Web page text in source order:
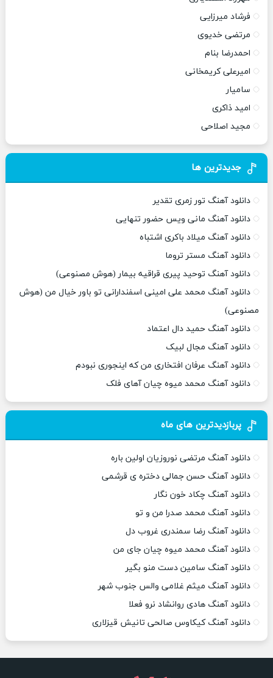
فرشاد میرزایی
مرتضی خدیوی
احمدرضا بنام
امیرعلی کریمخانی
سامیار
امید ذاکری
مجید اصلاحی
جدیدترین ها
دانلود آهنگ تور زمری تقدیر
دانلود آهنگ مانی ویس حضور تنهایی
دانلود آهنگ میلاد باکری اشتباه
دانلود آهنگ مستر تروما
دانلود آهنگ توحید پیری قراقیه بیمار (هوش مصنوعی)
دانلود آهنگ محمد علی امینی اسفندارانی تو باور خیال من (هوش
مصنوعی)
دانلود آهنگ حمید دال اعتماد
دانلود آهنگ مجال لبیک
دانلود آهنگ عرفان افتخاری من که اینجوری نبودم
دانلود آهنگ محمد میوه چیان آهای فلک
پربازدیدترین های ماه
دانلود آهنگ مرتضی نوروزیان اولین باره
دانلود آهنگ حسن جمالی دختره ی قرشمی
دانلود آهنگ چکاد خون نگار
دانلود آهنگ محمد صدرا من و تو
دانلود آهنگ رضا سمندری غروب دل
دانلود آهنگ محمد میوه چیان جای من
دانلود آهنگ سامین دست منو بگیر
دانلود آهنگ میثم غلامی والس جنوب شهر
دانلود آهنگ هادی روانشاد نرو فعلا
دانلود آهنگ کیکاوس صالحی تانیش قیزلاری